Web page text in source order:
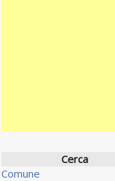
Cerca
Comune